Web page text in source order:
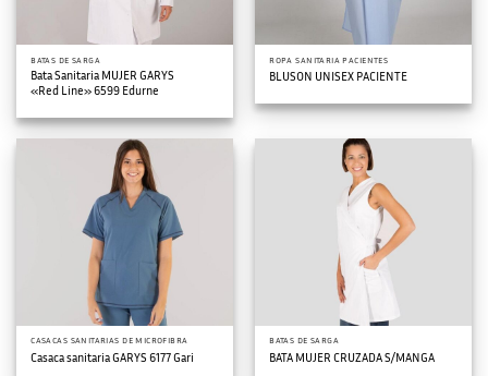
BATAS DE SARGA
Bata Sanitaria MUJER GARYS
«Red Line» 6599 Edurne
ROPA SANITARIA PACIENTES
BLUSON UNISEX PACIENTE
CASACAS SANITARIAS DE MICROFIBRA
Casaca sanitaria GARYS 6177 Gari
BATAS DE SARGA
BATA MUJER CRUZADA S/MANGA